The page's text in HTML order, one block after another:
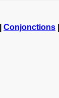
Conjonctions